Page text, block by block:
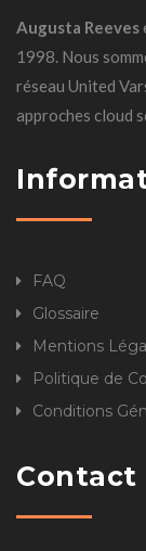
Augusta Reeves
1998. Nous
réseau United
approches cloud
FAQ
Glossaire
Mentions
Politique de
Conditions
Contact